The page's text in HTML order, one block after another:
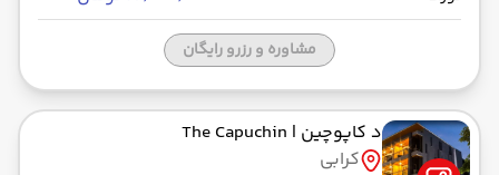
مشاوره و رزرو رایگان
د کاپوچین | The Capuchin
کرابی